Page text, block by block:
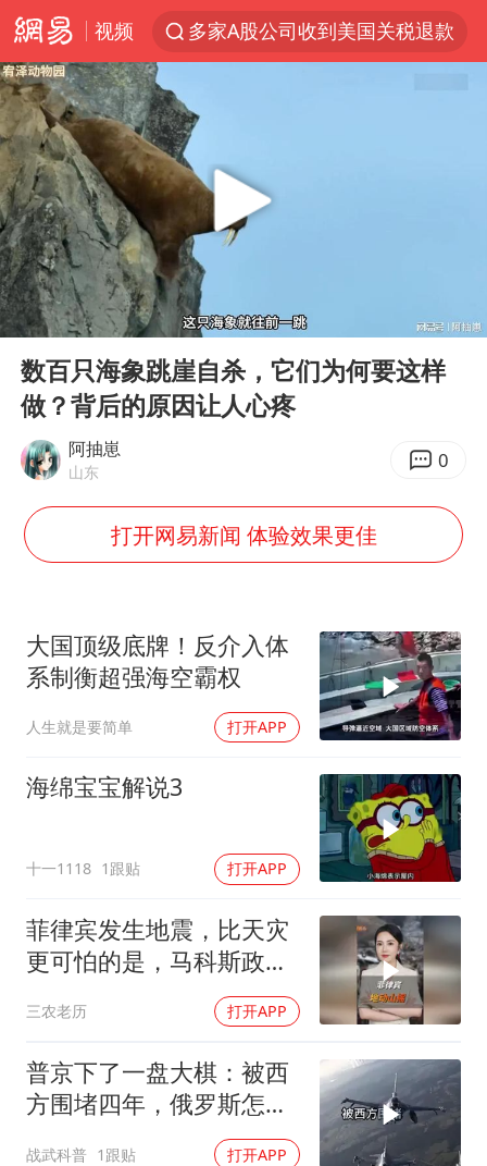
视频
多家A股公司收到美国关税退款
直击东北超：哈尔滨vs通辽
香港宏福苑火灾或由烟头引起
白海豚将正面袭击贯穿浙江
几元成本的AI广告导致千万市值蒸发
浙江台州《告全体市民书》
郑丽文：台湾从来没有“独立”过
梁家辉百花奖演讲落泪
Play
00:00
数百只海象跳崖自杀，它们为何要这样
做？背后的原因让人心疼
阿抽崽
山东 0
打开网易新闻 体验效果更佳
大国顶级底牌！反介入体
系制衡超强海空霸权
人生就是要简单 打开APP
海绵宝宝解说3
十一1118 1跟贴 打开APP
菲律宾发生地震，比天灾
更可怕的是，马科斯政府
三农老历 打开APP
普京下了一盘大棋：被西
方围堵四年，俄罗斯怎么
反倒打出了国运翻盘？
战武科普 1跟贴 打开APP